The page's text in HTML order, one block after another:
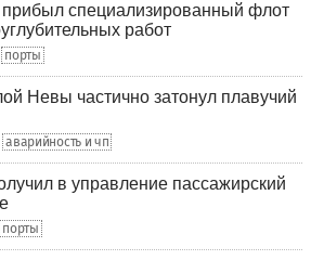
прибыл специализированный флот
работ
порты
Невы частично затонул плавучий
аварийность и чп
в управление пассажирский
порты